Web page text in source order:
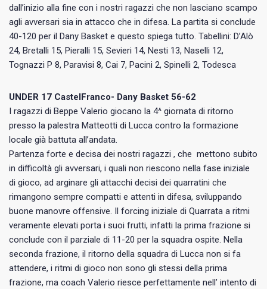
dall’inizio alla fine con i nostri ragazzi che non lasciano scampo
agli avversari sia in attacco che in difesa. La partita si conclude
40-120 per il Dany Basket e questo spiega tutto. Tabellini: D’Alò
24, Bretalli 15, Pieralli 15, Sevieri 14, Nesti 13, Naselli 12,
Tognazzi P 8, Paravisi 8, Cai 7, Pacini 2, Spinelli 2, Todesca
UNDER 17 CastelFranco- Dany Basket 56-62
I ragazzi di Beppe Valerio giocano la 4^ giornata di ritorno
presso la palestra Matteotti di Lucca contro la formazione
locale già battuta all’andata.
Partenza forte e decisa dei nostri ragazzi , che mettono subito
in difficoltà gli avversari, i quali non riescono nella fase iniziale
di gioco, ad arginare gli attacchi decisi dei quarratini che
rimangono sempre compatti e attenti in difesa, sviluppando
buone manovre offensive. Il forcing iniziale di Quarrata a ritmi
veramente elevati porta i suoi frutti, infatti la prima frazione si
conclude con il parziale di 11-20 per la squadra ospite. ‌Nella
seconda frazione, il ritorno della squadra di Lucca non si fa
attendere, i ritmi di gioco non sono gli stessi della prima
frazione, ma coach Valerio riesce perfettamente nell’ intento di